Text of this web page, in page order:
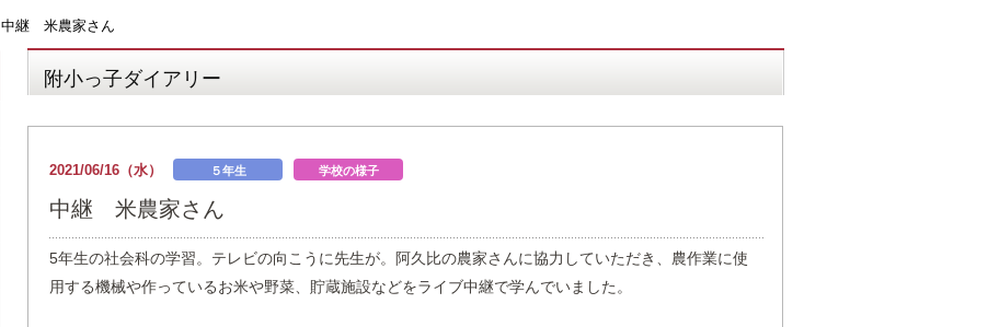
中継 米農家さん
附小っ子ダイアリー
2021/06/16（水） ５年生 学校の様子
中継 米農家さん
5年生の社会科の学習。テレビの向こうに先生が。阿久比の農家さんに協力していただき、農作業に使
用する機械や作っているお米や野菜、貯蔵施設などをライブ中継で学んでいました。